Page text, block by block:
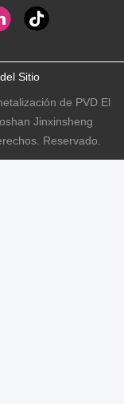
Sitio
de PVD El
Jinxinsheng
Reservado.